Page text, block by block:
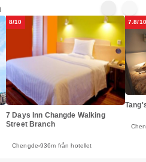
8/10
7 Days Inn Changde Walking
Street Branch
Chengde 936m från hotellet
7.8/10